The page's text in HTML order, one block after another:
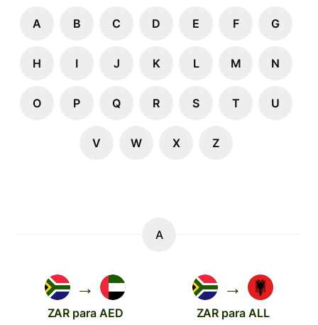
A B C D E F G
H I J K L M N
O P Q R S T U
V W X Z
A
→
ZAR para AED
→
ZAR para ALL